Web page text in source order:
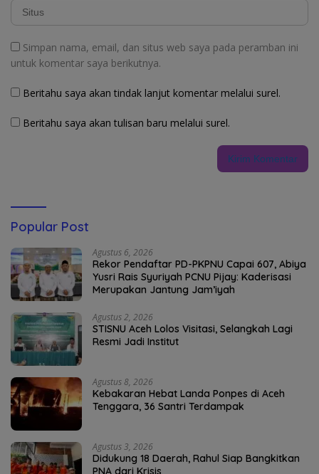
Simpan nama, email, dan situs web saya pada peramban ini
untuk komentar saya berikutnya.
Beritahu saya akan tindak lanjut komentar melalui surel.
Beritahu saya akan tulisan baru melalui surel.
Popular Post
Agustus 6, 2026
Rekor Pendaftar PD-PKPNU Capai 607, Abiya
Yusri Rais Syuriyah PCNU Pijay: Kaderisasi
Merupakan Jantung Jam’iyah
Agustus 2, 2026
STISNU Aceh Lolos Visitasi, Selangkah Lagi
Resmi Jadi Institut
Agustus 8, 2026
Kebakaran Hebat Landa Ponpes di Aceh
Tenggara, 36 Santri Terdampak
Agustus 3, 2026
Didukung 18 Daerah, Rahul Siap Bangkitkan
PNA dari Krisis